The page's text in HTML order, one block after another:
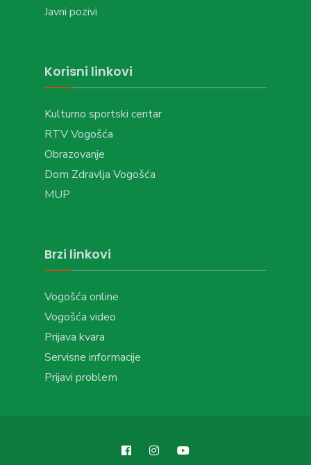
Javni pozivi
Korisni linkovi
Kulturno sportski centar
RTV Vogošća
Obrazovanje
Dom Zdravlja Vogošća
MUP
Brzi linkovi
Vogošća online
Vogošća video
Prijava kvara
Servisne informacije
Prijavi problem